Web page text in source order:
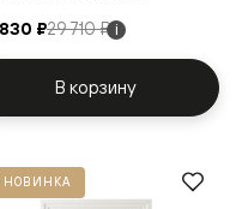
₽29 710 ₽ i
В корзину
НОВИНКА